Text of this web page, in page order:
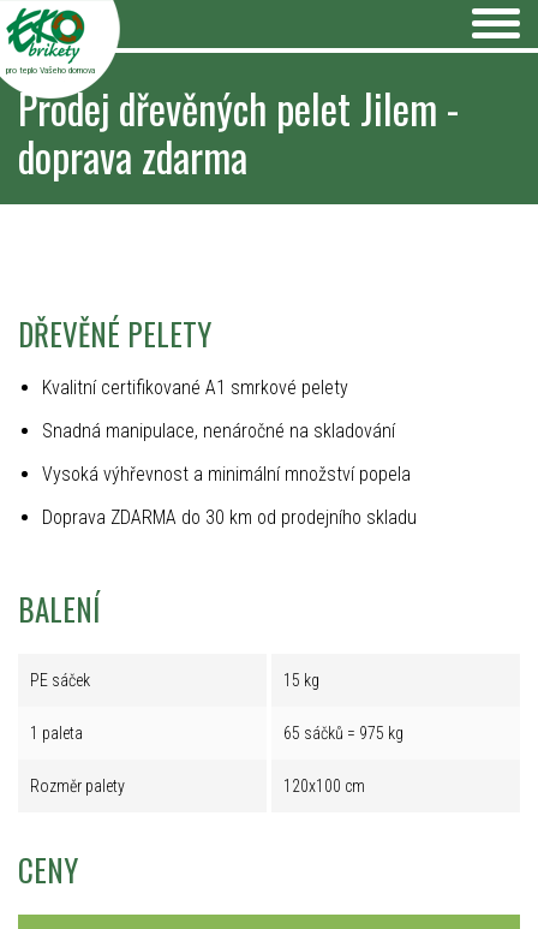
pro teplo Vašeho domova
Prodej dřevěných pelet Jilem -
doprava zdarma
DŘEVĚNÉ PELETY
Kvalitní certifikované A1 smrkové pelety
Snadná manipulace, nenáročné na skladování
Vysoká výhřevnost a minimální množství popela
Doprava ZDARMA do 30 km od prodejního skladu
BALENÍ
PE sáček 15 kg
1 paleta 65 sáčků = 975 kg
Rozměr palety 120x100 cm
CENY